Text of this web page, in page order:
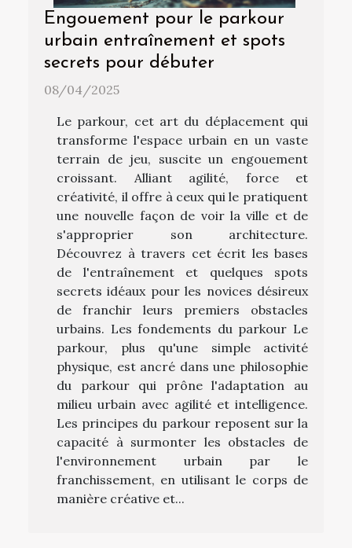
Engouement pour le parkour
urbain entraînement et spots
secrets pour débuter
08/04/2025
Le parkour, cet art du déplacement qui
transforme l'espace urbain en un vaste
terrain de jeu, suscite un engouement
croissant. Alliant agilité, force et
créativité, il offre à ceux qui le pratiquent
une nouvelle façon de voir la ville et de
s'approprier son architecture.
Découvrez à travers cet écrit les bases
de l'entraînement et quelques spots
secrets idéaux pour les novices désireux
de franchir leurs premiers obstacles
urbains. Les fondements du parkour Le
parkour, plus qu'une simple activité
physique, est ancré dans une philosophie
du parkour qui prône l'adaptation au
milieu urbain avec agilité et intelligence.
Les principes du parkour reposent sur la
capacité à surmonter les obstacles de
l'environnement urbain par le
franchissement, en utilisant le corps de
manière créative et...